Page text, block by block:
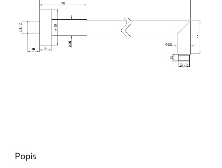
Popis